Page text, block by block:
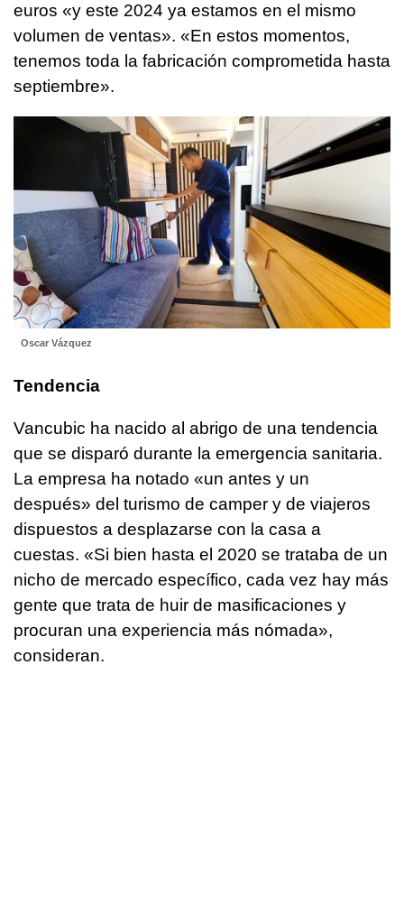
euros «y este 2024 ya estamos en el mismo
volumen de ventas». «En estos momentos,
tenemos toda la fabricación comprometida hasta
septiembre».
Oscar Vázquez
Tendencia
Vancubic ha nacido al abrigo de una tendencia
que se disparó durante la emergencia sanitaria.
La empresa ha notado «un antes y un
después» del turismo de camper y de viajeros
dispuestos a desplazarse con la casa a
cuestas. «Si bien hasta el 2020 se trataba de un
nicho de mercado específico, cada vez hay más
gente que trata de huir de masificaciones y
procuran una experiencia más nómada»,
consideran.